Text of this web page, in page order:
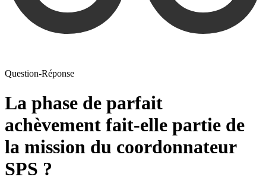
Question-Réponse
La phase de parfait
achèvement fait-elle partie de
la mission du coordonnateur
SPS ?